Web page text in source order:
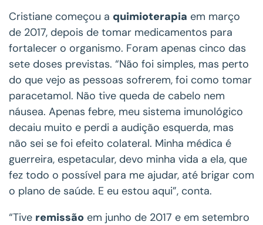
Cristiane começou a quimioterapia em março
de 2017, depois de tomar medicamentos para
fortalecer o organismo. Foram apenas cinco das
sete doses previstas. “Não foi simples, mas perto
do que vejo as pessoas sofrerem, foi como tomar
paracetamol. Não tive queda de cabelo nem
náusea. Apenas febre, meu sistema imunológico
decaiu muito e perdi a audição esquerda, mas
não sei se foi efeito colateral. Minha médica é
guerreira, espetacular, devo minha vida a ela, que
fez todo o possível para me ajudar, até brigar com
o plano de saúde. E eu estou aqui”, conta.
“Tive remissão em junho de 2017 e em setembro